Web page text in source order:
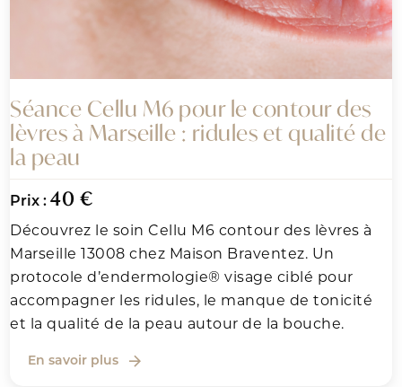
Séance Cellu M6 pour le contour des
lèvres à Marseille : ridules et qualité de
la peau
Prix :40 €
Découvrez le soin Cellu M6 contour des lèvres à
Marseille 13008 chez Maison Braventez. Un
protocole d’endermologie® visage ciblé pour
accompagner les ridules, le manque de tonicité
et la qualité de la peau autour de la bouche.
En savoir plus